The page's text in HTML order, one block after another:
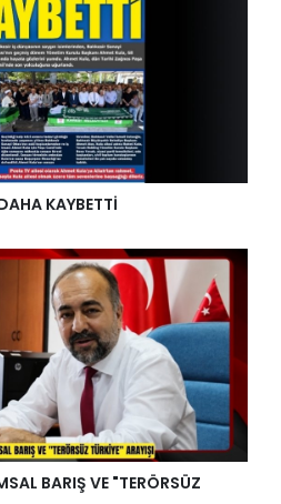
KAYBETTİ
BARIŞ VE "TERÖRSÜZ